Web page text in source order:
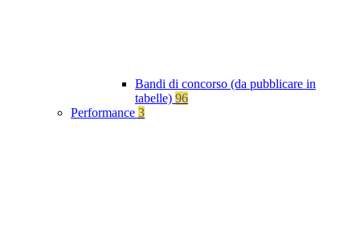
Bandi di concorso (da pubblicare in
tabelle) 96
Performance 3